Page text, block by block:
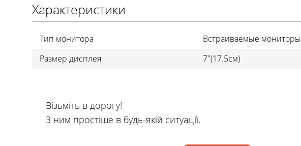
Характеристики
Тип монитора
Встраиваемые мониторы
Размер дисплея
7"(17.5cм)
Візьміть в дорогу!
З ним простіше в будь-якій ситуації.